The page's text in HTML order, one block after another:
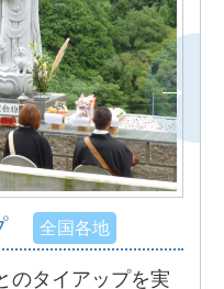
全国各地
のタイアップを実